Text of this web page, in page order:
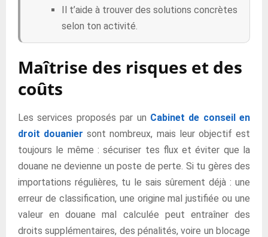
Il t’aide à trouver des solutions concrètes
selon ton activité.
Maîtrise des risques et des
coûts
Les services proposés par un Cabinet de conseil en
droit douanier sont nombreux, mais leur objectif est
toujours le même : sécuriser tes flux et éviter que la
douane ne devienne un poste de perte. Si tu gères des
importations régulières, tu le sais sûrement déjà : une
erreur de classification, une origine mal justifiée ou une
valeur en douane mal calculée peut entraîner des
droits supplémentaires, des pénalités, voire un blocage